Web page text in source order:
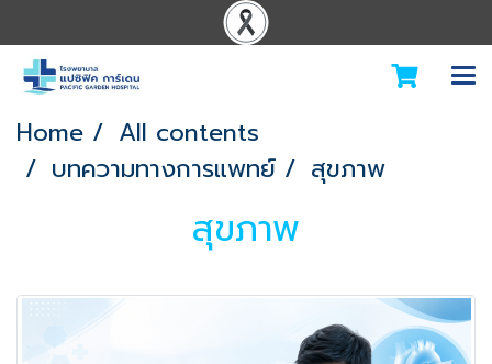
Home
All contents
บทความทางการแพทย์
สุขภาพ
สุขภาพ